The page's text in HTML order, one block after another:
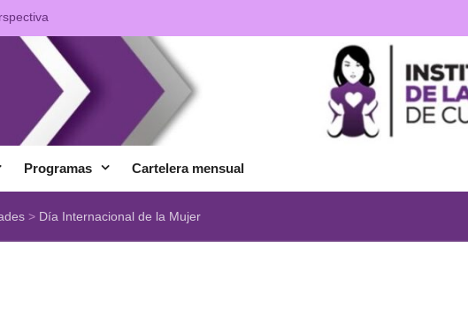
Programas Cartelera mensual
> Día Internacional de la Mujer